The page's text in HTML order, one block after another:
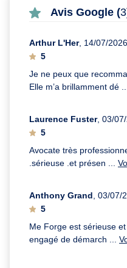
Avis Google (3
Arthur L'Her, 14/07/2026
5
Je ne peux que
Elle m’a brillamment dé
Laurence Fuster, 03/
5
Avocate très
.sérieuse .et présen ...
Anthony Grand, 03/07/
5
Me Forge est sérieuse
engagé de démarch ...